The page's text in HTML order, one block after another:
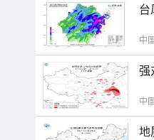
台
中
强
中
地